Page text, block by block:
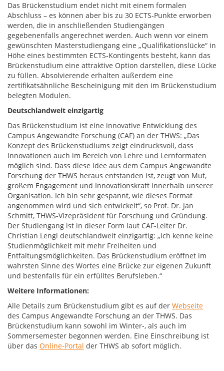
Das Brückenstudium endet nicht mit einem formalen
Abschluss – es können aber bis zu 30 ECTS-Punkte erworben
werden, die in anschließenden Studiengängen
gegebenenfalls angerechnet werden. Auch wenn vor einem
gewünschten Masterstudiengang eine „Qualifikationslücke“ in
Höhe eines bestimmten ECTS-Kontingents besteht, kann das
Brückenstudium eine attraktive Option darstellen, diese Lücke
zu füllen. Absolvierende erhalten außerdem eine
zertifikatsähnliche Bescheinigung mit den im Brückenstudium
belegten Modulen.
Deutschlandweit einzigartig
Das Brückenstudium ist eine innovative Entwicklung des
Campus Angewandte Forschung (CAF) an der THWS: „Das
Konzept des Brückenstudiums zeigt eindrucksvoll, dass
Innovationen auch im Bereich von Lehre und Lernformaten
möglich sind. Dass diese Idee aus dem Campus Angewandte
Forschung der THWS heraus entstanden ist, zeugt von Mut,
großem Engagement und Innovationskraft innerhalb unserer
Organisation. Ich bin sehr gespannt, wie dieses Format
angenommen wird und sich entwickelt“, so Prof. Dr. Jan
Schmitt, THWS-Vizepräsident für Forschung und Gründung.
Der Studiengang ist in dieser Form laut CAF-Leiter Dr.
Christian Lengl deutschlandweit einzigartig: „Ich kenne keine
Studienmöglichkeit mit mehr Freiheiten und
Entfaltungsmöglichkeiten. Das Brückenstudium eröffnet im
wahrsten Sinne des Wortes eine Brücke zur eigenen Zukunft
und bestenfalls für ein erfülltes Berufsleben.“
Weitere Informationen:
Alle Details zum Brückenstudium gibt es auf der Webseite
des Campus Angewandte Forschung an der THWS. Das
Brückenstudium kann sowohl im Winter-, als auch im
Sommersemester begonnen werden. Eine Einschreibung ist
über das Online-Portal der THWS ab sofort möglich.